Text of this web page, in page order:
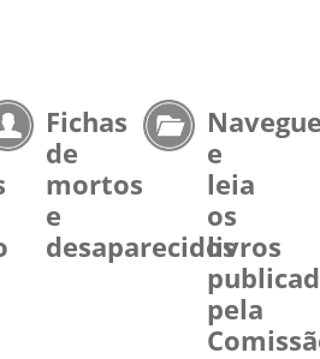
Fichas
de
mortos
e
desaparecidos
e
leia
os
livros
pela